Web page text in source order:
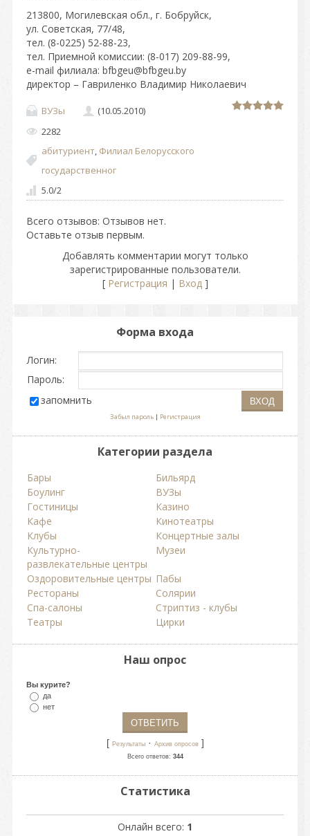
213800, Могилевская обл., г. Бобруйск,
ул. Советская, 77/48,
тел. (8-0225) 52-88-23,
тел. Приемной комиссии: (8-017) 209-88-99,
e-mail филиала: bfbgeu@bfbgeu.by
директор – Гавриленко Владимир Николаевич
ВУЗы
(10.05.2010)
2282
абитуриент Филиал Белорусского
государственног
5.0/2
Всего отзывов: Отзывов нет.
Оставьте отзыв первым.
Добавлять комментарии могут только
зарегистрированные пользователи.
[ Регистрация | Вход]
Форма входа
Логин:
Пароль:
запомнить
Забыл пароль| Регистрация
Категории раздела
Бары
Бильярд
Боулинг
ВУЗы
Гостиницы
Казино
Кафе
Кинотеатры
Клубы
Концертные залы
Культурно-
развлекательные центры
Музеи
Оздоровительные центры Пабы
Рестораны
Солярии
Спа-салоны
Стриптиз - клубы
Театры
Цирки
Наш опрос
Вы курите?
да
нет
[ Результаты· Архив опросов]
Всего ответов: 344
Статистика
Онлайн всего: 1